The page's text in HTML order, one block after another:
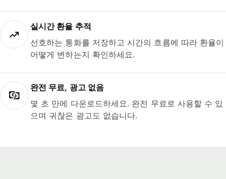
실시간 환율 추적
선호하는 통화를 저장하고 시간의 흐름에 따라 환율이
어떻게 변하는지 확인하세요.
완전 무료, 광고 없음
몇 초 만에 다운로드하세요. 완전 무료로 사용할 수 있
으며 귀찮은 광고도 없습니다.